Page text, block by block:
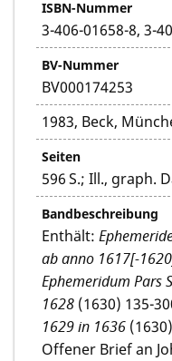
ISBN-Nummer
3-406-01658-8, 3-
BV-Nummer
BV000174253
1983, Beck,
Seiten
596 S.; Ill., graph.
Bandbeschreibung
Enthält:
ab anno 1617[-
Ephemeridum Pars
1628 (1630) 135-
1629 in 1636
Offener Brief an